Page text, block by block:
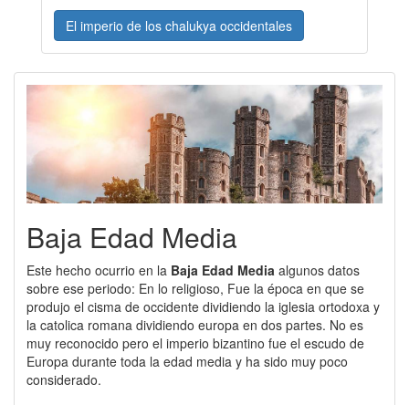
El imperio de los chalukya occidentales
Baja Edad Media
Este hecho ocurrio en la Baja Edad Media algunos datos
sobre ese periodo: En lo religioso, Fue la época en que se
produjo el cisma de occidente dividiendo la iglesia ortodoxa y
la catolica romana dividiendo europa en dos partes. No es
muy reconocido pero el imperio bizantino fue el escudo de
Europa durante toda la edad media y ha sido muy poco
considerado.